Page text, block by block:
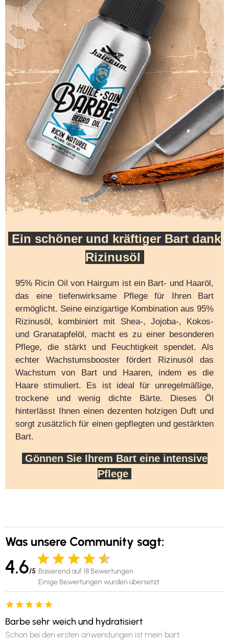
Ein schöner und kräftiger Bart dank
Rizinusöl
95% Ricin Oil von Hairgum ist ein Bart- und Haaröl,
das eine tiefenwirksame Pflege für Ihren Bart
ermöglicht. Seine einzigartige Kombination aus 95%
Rizinusöl, kombiniert mit Shea-, Jojoba-, Kokos-
und Granatapfelöl, macht es zu einer besonderen
Pflege, die stärkt und Feuchtigkeit spendet. Als
echter Wachstumsbooster fördert Rizinusöl das
Wachstum von Bart und Haaren, indem es die
Haare stimuliert. Es ist ideal für unregelmäßige,
trockene und wenig dichte Bärte. Dieses Öl
hinterlässt Ihnen einen dezenten holzigen Duft und
sorgt zusätzlich für einen gepflegten und gestärkten
Bart.
Gönnen Sie Ihrem Bart eine intensive
Pflege
Was unsere Community sagt:
4.6/5 Basierend auf 18 Bewertungen
Einige Bewertungen wurden übersetzt
Barbe sehr weich und hydratisiert
Schon bei den ersten anwendungen ist mein bart